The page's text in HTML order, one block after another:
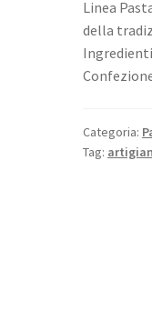
Linea
della
Categoria:
Tag: